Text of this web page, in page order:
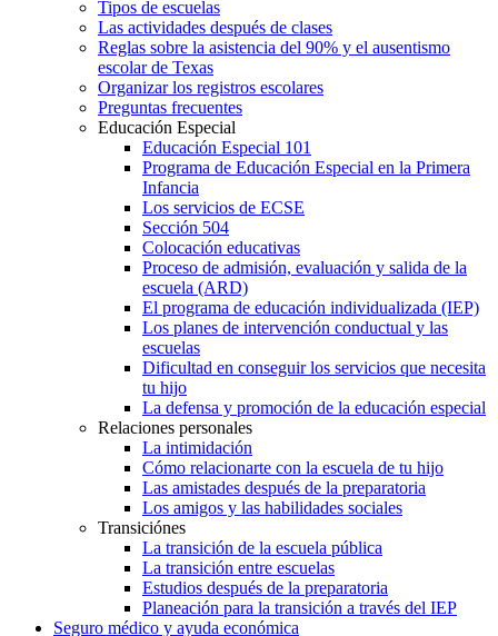
Tipos de escuelas
Las actividades después de clases
Reglas sobre la asistencia del 90% y el ausentismo
escolar de Texas
Organizar los registros escolares
Preguntas frecuentes
Educación Especial
Educación Especial 101
Programa de Educación Especial en la Primera
Infancia
Los servicios de ECSE
Sección 504
Colocación educativas
Proceso de admisión, evaluación y salida de la
escuela (ARD)
El programa de educación individualizada (IEP)
Los planes de intervención conductual y las
escuelas
Dificultad en conseguir los servicios que necesita
tu hijo
La defensa y promoción de la educación especial
Relaciones personales
La intimidación
Cómo relacionarte con la escuela de tu hijo
Las amistades después de la preparatoria
Los amigos y las habilidades sociales
Transiciónes
La transición de la escuela pública
La transición entre escuelas
Estudios después de la preparatoria
Planeación para la transición a través del IEP
Seguro médico y ayuda económica